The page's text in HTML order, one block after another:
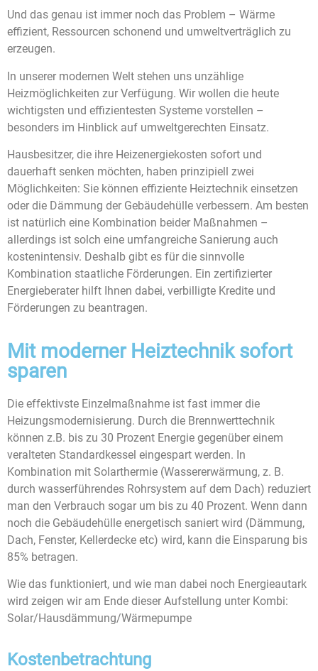
Und das genau ist immer noch das Problem – Wärme
effizient, Ressourcen schonend und umweltverträglich zu
erzeugen.
In unserer modernen Welt stehen uns unzählige
Heizmöglichkeiten zur Verfügung. Wir wollen die heute
wichtigsten und effizientesten Systeme vorstellen –
besonders im Hinblick auf umweltgerechten Einsatz.
Hausbesitzer, die ihre Heizenergiekosten sofort und
dauerhaft senken möchten, haben prinzipiell zwei
Möglichkeiten: Sie können effiziente Heiztechnik einsetzen
oder die Dämmung der Gebäudehülle verbessern. Am besten
ist natürlich eine Kombination beider Maßnahmen –
allerdings ist solch eine umfangreiche Sanierung auch
kostenintensiv. Deshalb gibt es für die sinnvolle
Kombination staatliche Förderungen. Ein zertifizierter
Energieberater hilft Ihnen dabei, verbilligte Kredite und
Förderungen zu beantragen.
Mit moderner Heiztechnik sofort
sparen
Die effektivste Einzelmaßnahme ist fast immer die
Heizungsmodernisierung. Durch die Brennwerttechnik
können z.B. bis zu 30 Prozent Energie gegenüber einem
veralteten Standardkessel eingespart werden. In
Kombination mit Solarthermie (Wassererwärmung, z. B.
durch wasserführendes Rohrsystem auf dem Dach) reduziert
man den Verbrauch sogar um bis zu 40 Prozent. Wenn dann
noch die Gebäudehülle energetisch saniert wird (Dämmung,
Dach, Fenster, Kellerdecke etc) wird, kann die Einsparung bis
85% betragen.
Wie das funktioniert, und wie man dabei noch Energieautark
wird zeigen wir am Ende dieser Aufstellung unter Kombi:
Solar/Hausdämmung/Wärmepumpe
Kostenbetrachtung